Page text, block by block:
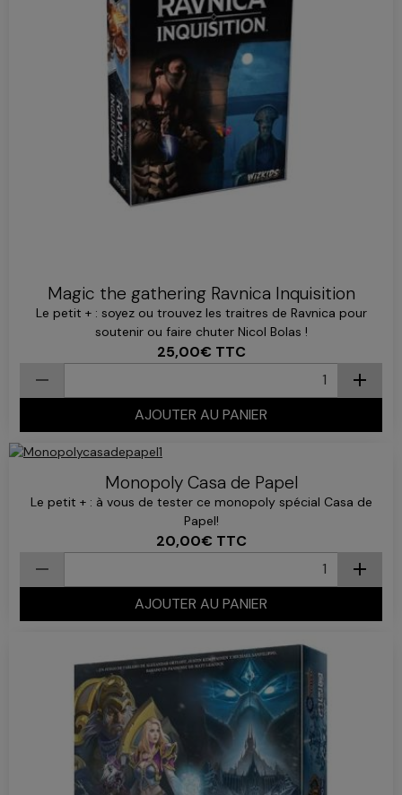
Magic the gathering Ravnica Inquisition
Le petit + : soyez ou trouvez les traitres de Ravnica pour
soutenir ou faire chuter Nicol Bolas !
25,00€ TTC
AJOUTER AU PANIER
Monopoly Casa de Papel
Le petit + : à vous de tester ce monopoly spécial Casa de
Papel!
20,00€ TTC
AJOUTER AU PANIER